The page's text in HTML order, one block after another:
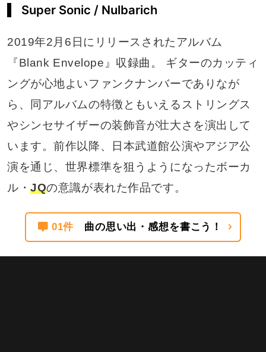
Super Sonic / Nulbarich
2019年2月6日にリリースされたアルバム
『Blank Envelope』収録曲。 ギターのカッティ
ングが心地よいファンクナンバーでありなが
ら、同アルバムの特徴ともいえるストリングス
やシンセサイザーの装飾音が壮大さを演出して
います。前作以降、日本武道館公演やアジア公
演を通じ、世界標準を狙うようになったボーカ
ル・JQの意識が表れた作品です。
01件 曲の思い出・感想を書こう！